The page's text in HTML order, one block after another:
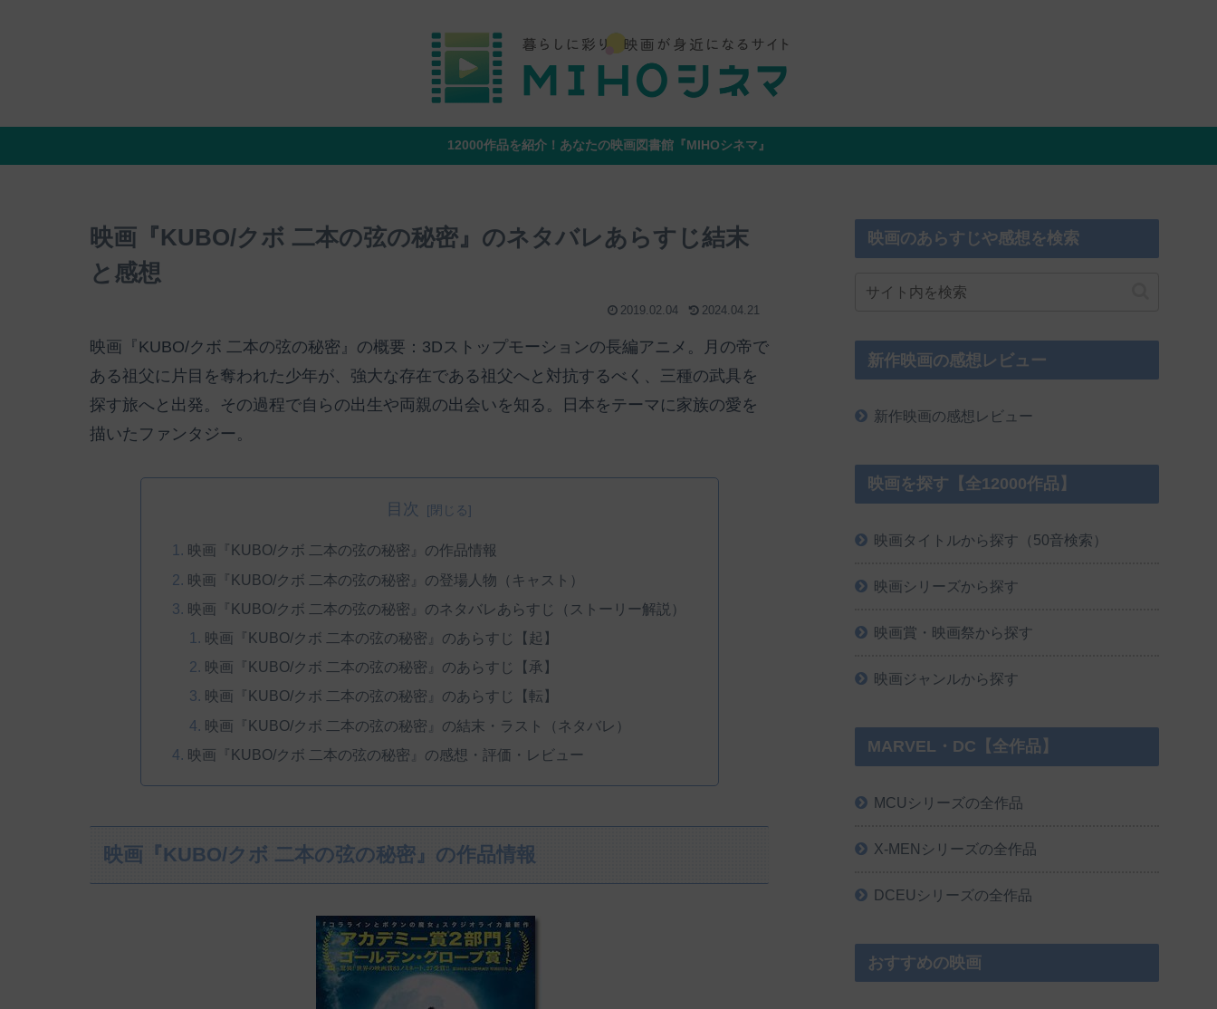
12000作品を紹介！あなたの映画図書館『MIHOシネマ』
映画『KUBO/クボ 二本の弦の秘密』のネタバレあらすじ結末
と感想
2019.02.04 2024.04.21
映画『KUBO/クボ 二本の弦の秘密』の概要：3Dストップモーションの長編アニメ。月の帝で
ある祖父に片目を奪われた少年が、強大な存在である祖父へと対抗するべく、三種の武具を
探す旅へと出発。その過程で自らの出生や両親の出会いを知る。日本をテーマに家族の愛を
描いたファンタジー。
目次
映画『KUBO/クボ 二本の弦の秘密』の作品情報
映画『KUBO/クボ 二本の弦の秘密』の登場人物（キャスト）
映画『KUBO/クボ 二本の弦の秘密』のネタバレあらすじ（ストーリー解説）
映画『KUBO/クボ 二本の弦の秘密』のあらすじ【起】
映画『KUBO/クボ 二本の弦の秘密』のあらすじ【承】
映画『KUBO/クボ 二本の弦の秘密』のあらすじ【転】
映画『KUBO/クボ 二本の弦の秘密』の結末・ラスト（ネタバレ）
映画『KUBO/クボ 二本の弦の秘密』の感想・評価・レビュー
映画『KUBO/クボ 二本の弦の秘密』の作品情報
映画のあらすじや感想を検索
新作映画の感想レビュー
新作映画の感想レビュー
映画を探す【全12000作品】
映画タイトルから探す（50音検索）
映画シリーズから探す
映画賞・映画祭から探す
映画ジャンルから探す
MARVEL・DC【全作品】
MCUシリーズの全作品
X-MENシリーズの全作品
DCEUシリーズの全作品
おすすめの映画